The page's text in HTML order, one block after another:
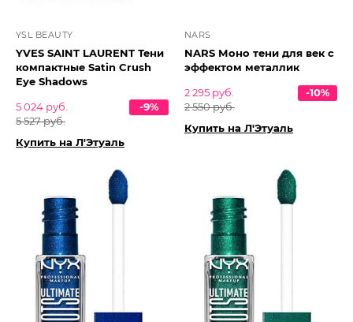
YSL BEAUTY
YVES SAINT LAURENT Тени
компактные Satin Crush
Eye Shadows
5 024 руб.
5 527 руб.
-9%
Купить на Л'Этуаль
NARS
NARS Моно тени для век с
эффектом металлик
2 295 руб.
2 550 руб.
-10%
Купить на Л'Этуаль